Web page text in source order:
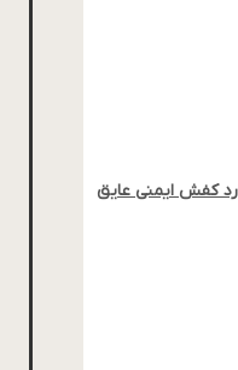
کفش ایمنی عایق